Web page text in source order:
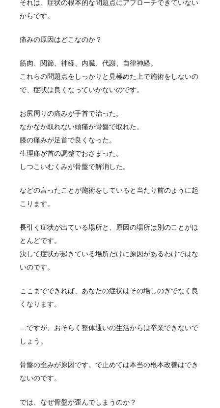
それは、症状の根本的な問題点にアプローチできていない
からです。
痛みの原因はどこなのか？
筋肉、関節、神経、内臓、代謝、自律神経。
これらの問題点をしっかりと見極めた上で施術をしないの
で、症状は良くなっていかないのです。
お尻周りの痛みが手首で治った。
なかなか取れない頭痛が骨盤で取れた。
膝の痛みが足首で良くなった。
生理痛が首の調整でおさまった。
しつこいむくみが骨盤で解消した。
などの言ったことが施術をしていると当たり前のように起
こります。
長引く症状が出ている場所と、原因の場所は別のことがほ
とんどです。
決して症状が起きている場所だけに原因があるわけではな
いのです。
ここまでできれば、あなたの症状はその場しのぎでなく良
くなります。
…ですが、おそらく整体通いの生活からは卒業できないで
しょう。
骨盤の歪みが原因です。で止めては本当の根本改善はでき
ないのです。
では、なぜ骨盤が歪んでしまうのか？